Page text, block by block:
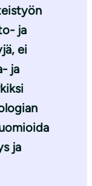
ja
ei
ja
ja